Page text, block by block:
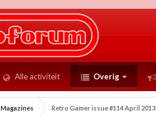
Alle activiteit Overig
Magazines Retro Gamer issue #114 April 2013